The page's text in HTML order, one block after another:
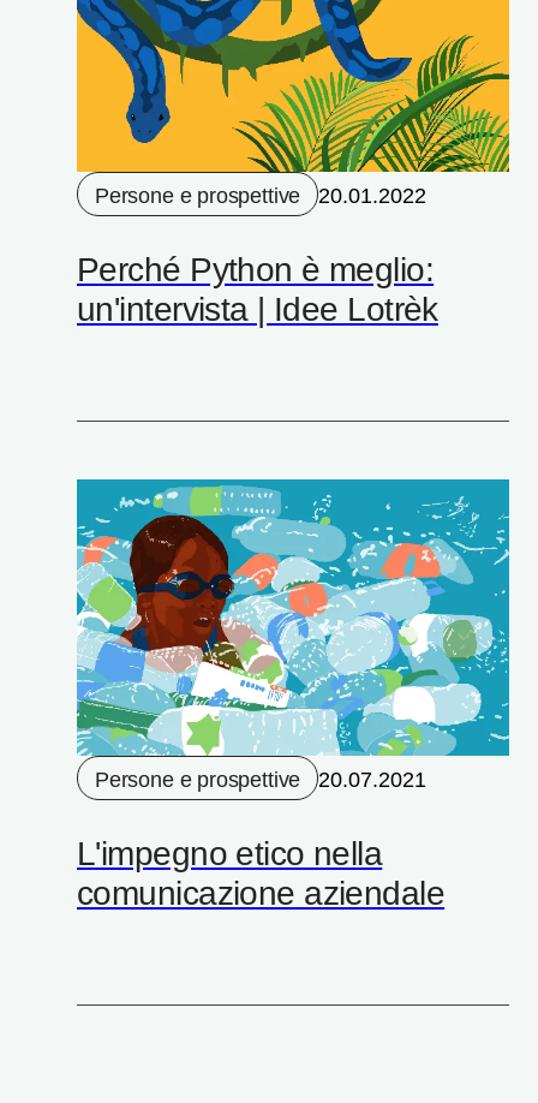
Persone e prospettive 20.01.2022
Perché Python è meglio:
un'intervista | Idee Lotrèk
Persone e prospettive 20.07.2021
L'impegno etico nella
comunicazione aziendale